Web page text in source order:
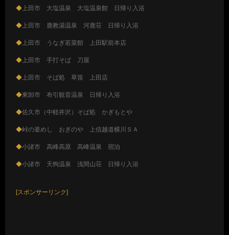
◆ 上田市 大塩温泉 大塩温泉館 日帰り入浴
◆ 上田市 鹿教湯温泉 河鹿荘 日帰り入浴
◆ 上田市 うなぎ若菜館 上田駅前本店
◆ 上田市 手打そば 刀屋
◆ 上田市 そば処 草笛 上田店
◆東卸市 布引観音温泉 日帰り入浴
◆佐久市（中軽井沢）そば処 かぎもとや
◆峠の釜めし おぎのや 上信越道横川ＳＡ
◆小諸市 高峰高原 高峰温泉 宿泊
◆小諸市 天狗温泉 浅間山荘 日帰り入浴
[スポンサーリンク]